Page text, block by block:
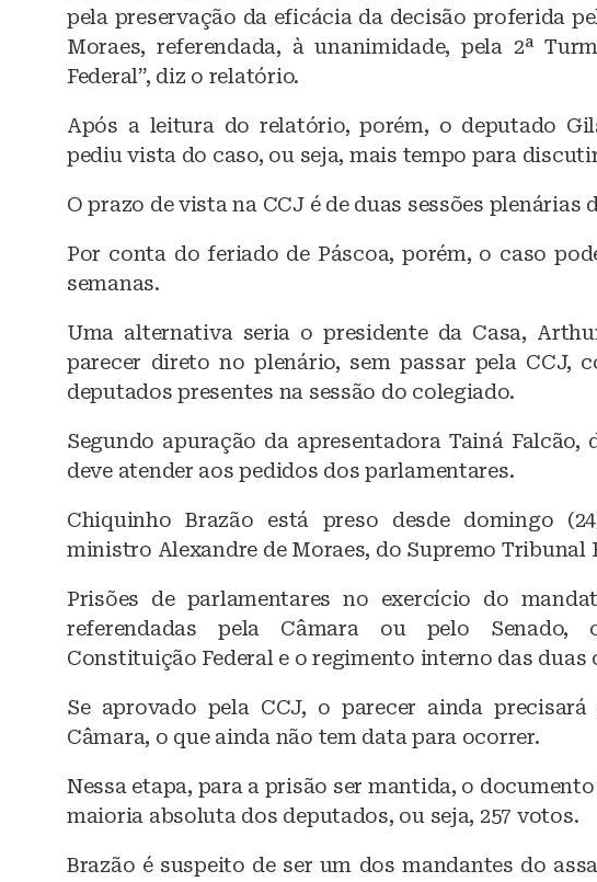
pela preservação da eficácia da decisão proferida
Moraes, referendada, à unanimidade, pela 2ª
Federal”, diz o relatório.
Após a leitura do relatório, porém, o deputado
pediu vista do caso, ou seja, mais tempo para
O prazo de vista na CCJ é de duas sessões plenárias
Por conta do feriado de Páscoa, porém, o caso
semanas.
Uma alternativa seria o presidente da Casa,
parecer direto no plenário, sem passar pela CCJ,
deputados presentes na sessão do colegiado.
Segundo apuração da apresentadora Tainá Falcão,
deve atender aos pedidos dos parlamentares.
Chiquinho Brazão está preso desde domingo
ministro Alexandre de Moraes, do Supremo Tribunal
Prisões de parlamentares no exercício do
referendadas pela Câmara ou pelo Senado,
Constituição Federal e o regimento interno das duas
Se aprovado pela CCJ, o parecer ainda
Câmara, o que ainda não tem data para ocorrer.
Nessa etapa, para a prisão ser mantida, o
maioria absoluta dos deputados, ou seja, 257 votos.
Brazão é suspeito de ser um dos mandantes do